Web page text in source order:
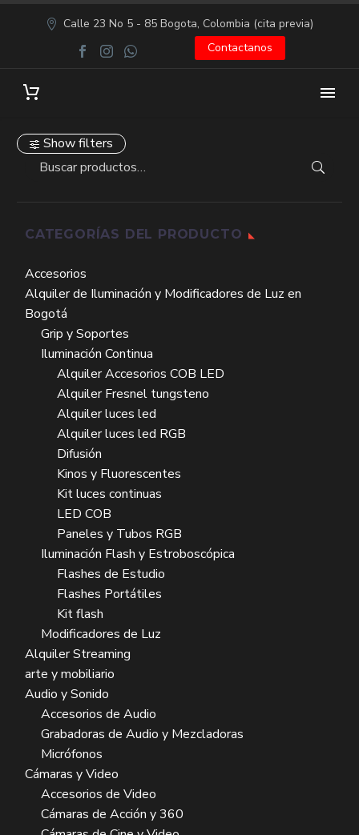
Calle 23 No 5 - 85 Bogota, Colombia (cita previa)
Contactanos
Show filters
CATEGORÍAS DEL PRODUCTO
Accesorios
Alquiler de Iluminación y Modificadores de Luz en
Bogotá
Grip y Soportes
Iluminación Continua
Alquiler Accesorios COB LED
Alquiler Fresnel tungsteno
Alquiler luces led
Alquiler luces led RGB
Difusión
Kinos y Fluorescentes
Kit luces continuas
LED COB
Paneles y Tubos RGB
Iluminación Flash y Estroboscópica
Flashes de Estudio
Flashes Portátiles
Kit flash
Modificadores de Luz
Alquiler Streaming
arte y mobiliario
Audio y Sonido
Accesorios de Audio
Grabadoras de Audio y Mezcladoras
Micrófonos
Cámaras y Video
Accesorios de Video
Cámaras de Acción y 360